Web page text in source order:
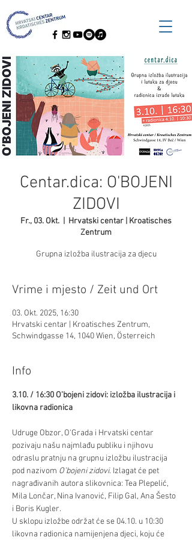
Centar.dica: O'BOJENI
ZIDOVI
Fr., 03. Okt.
Hrvatski centar | Kroatisches
Zentrum
Grupna izložba ilustracija za djecu
Vrime i mjesto / Zeit und Ort
03. Okt. 2025, 16:30
Hrvatski centar | Kroatisches Zentrum,
Schwindgasse 14, 1040 Wien, Österreich
Info
3.10. / 16:30 O’bojeni zidovi: izložba ilustracija i
likovna radionica
Udruge Obzor, O'Grada i Hrvatski centar
pozivaju našu najmlađu publiku i njihovu
odraslu pratnju na grupnu izložbu ilustracija
pod nazivom O’bojeni zidovi. Izlagat će pet
nagrađivanih autora slikovnica: Tea Plepelić,
Mila Lončar, Nina Ivanović, Filip Gal, Ana Šesto
i Boris Kugler.
U sklopu izložbe održat će se 04.10. u 10:30
likovna radionica namijenjena djeci, koju će